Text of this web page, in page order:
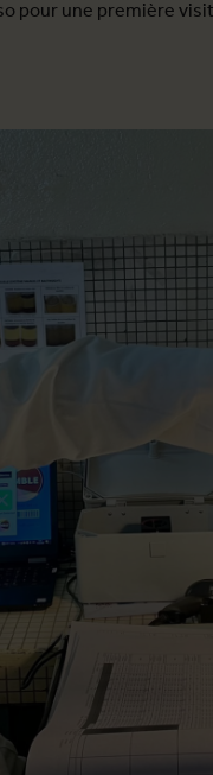
pour une première